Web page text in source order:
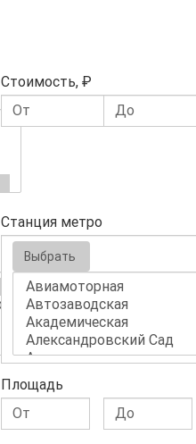
Стоимость, ₽
Станция метро
Выбрать
Площадь